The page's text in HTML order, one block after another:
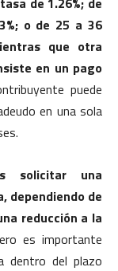
o de 25 a 36
que otra
en un pago
puede
en una sola
solicitar una
dependiendo de
reducción a la
es importante
dentro del plazo